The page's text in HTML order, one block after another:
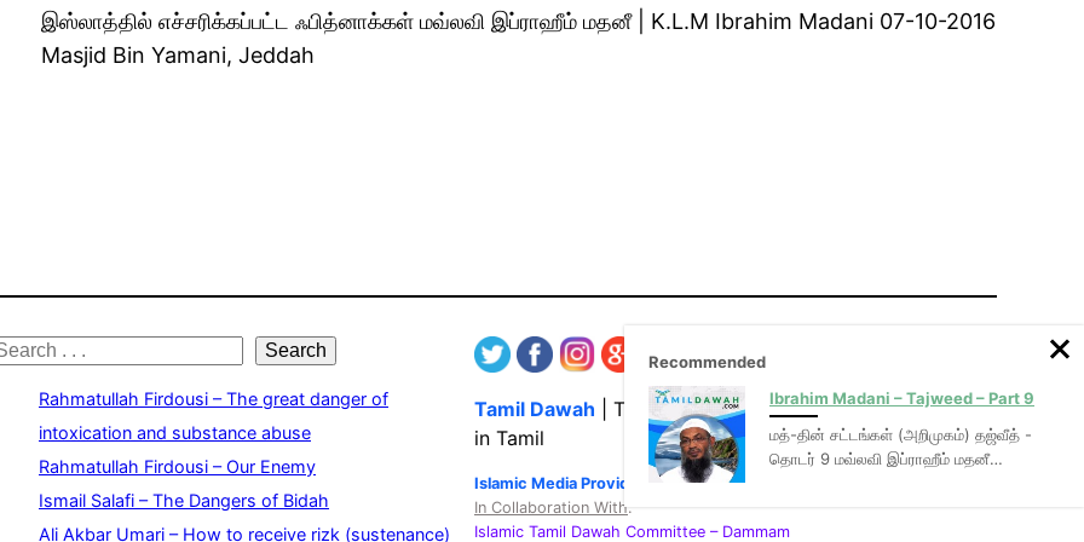
இஸ்லாத்தில் எச்சரிக்கப்பட்ட ஃபித்னாக்கள் மவ்லவி இப்ராஹீம் மதனீ | K.L.M Ibrahim Madani 07-10-2016
Masjid Bin Yamani, Jeddah
Search
Rahmatullah Firdousi – The great danger of
intoxication and substance abuse
Rahmatullah Firdousi – Our Enemy
Ismail Salafi – The Dangers of Bidah
Ali Akbar Umari – How to receive rizk (sustenance)
Tamil Dawah | The Media Hub for Islamic Lectures
in Tamil
Islamic Media Provider of video & audio mp3 tamil bayans
In Collaboration With:
Islamic Tamil Dawah Committee – Dammam
Recommended
Ibrahim Madani – Tajweed – Part 9
மத்-தின் சட்டங்கள் (அறிமுகம்) தஜ்வீத் -
தொடர் 9 மவ்லவி இப்ராஹீம் மதனீ…